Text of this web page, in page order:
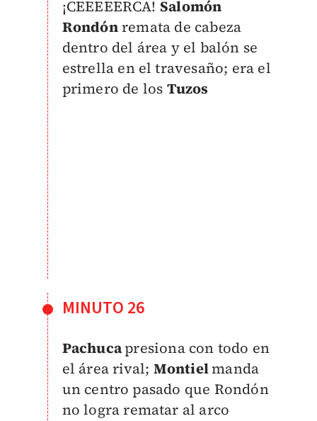
¡CEEEEERCA! Salomón
Rondónremata de cabeza
dentro del área y el balón se
estrella en el travesaño; era el
primero de los Tuzos
MINUTO 26
Pachucapresiona con todo en
el área rival; Montielmanda
un centro pasado que Rondón
no logra rematar al arco